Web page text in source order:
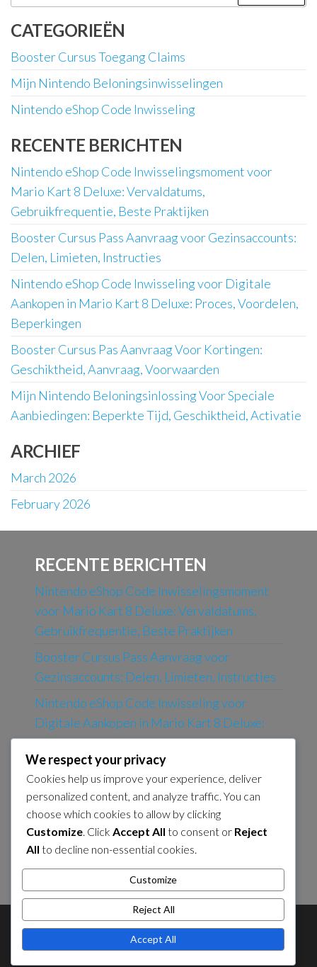
for:
CATEGORIEËN
Booster Cursus Toegang Claims
Mijn Nintendo Beloningsinwisselingen
Nintendo eShop Code Inwisseling
RECENTE BERICHTEN
Nintendo eShop Code Inwisselingsmoment voor
Mario Kart 8 Deluxe: Vervaldatums,
Gebruikfrequentie, Beste Praktijken
Booster Cursus Pass Aanvraag voor Gezinsaccounts:
Delen, Limieten, Instructies
Nintendo eShop Code Inwisseling voor Digitale
Aankopen in Mario Kart 8 Deluxe: Proces, Voordelen,
Beperkingen
Booster Cursus Pas Aanvraag Voor Kortingen:
Geschiktheid, Aanvraag, Voorwaarden
Mijn Nintendo Beloningsinlossing Voor Speciale
Aanbiedingen: Beperkte Tijd, Geschiktheid, Activatie
ARCHIEF
March 2026
February 2026
RECENTE BERICHTEN
Nintendo eShop Code Inwisselingsmoment
voor Mario Kart 8 Deluxe: Vervaldatums,
Gebruikfrequentie, Beste Praktijken
Booster Cursus Pass Aanvraag voor
Gezinsaccounts: Delen, Limieten, Instructies
Nintendo eShop Code Inwisseling voor
Digitale Aankopen in Mario Kart 8 Deluxe:
Proces, Voordelen, Beperkingen
Booster Cursus Pas Aanvraag Voor
Kortingen: Geschiktheid, Aanvraag,
Voorwaarden
Mijn Nintendo Beloningsinlossing Voor
Speciale Aanbiedingen: Beperkte Tijd,
Geschiktheid, Activatie
About Us Contact Us Cookie Policy
Privacy Policy Sitemap Terms and Conditions
We respect your privacy
Cookies help us improve your experience, deliver
personalized content, and analyze traffic. You can
choose which cookies to allow by clicking
Customize. Click Accept All to consent or Reject
All to decline non-essential cookies.
Customize
Reject All
Accept All